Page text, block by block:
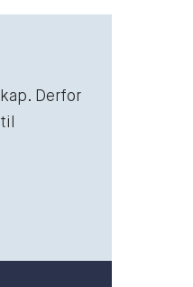
Derfor